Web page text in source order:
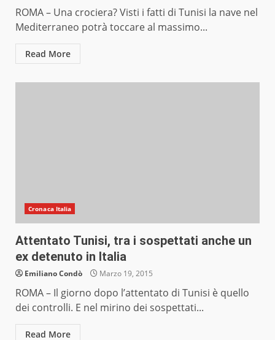
ROMA – Una crociera? Visti i fatti di Tunisi la nave nel
Mediterraneo potrà toccare al massimo...
Read More
Cronaca Italia
Attentato Tunisi, tra i sospettati anche un
ex detenuto in Italia
Emiliano Condò Marzo 19, 2015
ROMA – Il giorno dopo l’attentato di Tunisi è quello
dei controlli. E nel mirino dei sospettati...
Read More